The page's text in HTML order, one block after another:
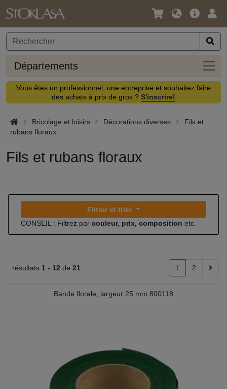
Langue
Devise
Offre
Départements
Vous êtes un professionnel, une entreprise et souhaitez faire
des achats à prix de gros ? S'inscrire!
Bricolage et loisirs Décorations diverses
Fils et
rubans floraux
Fils et rubans floraux
Filtrer et trier
CONSEIL : Filtrez par couleur, prix, composition etc.
résultats 1 - 12 de 21 1 2
Bande florale, largeur 25 mm 800118